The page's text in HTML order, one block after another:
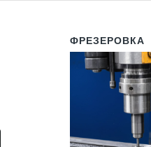
ФРЕЗЕРОВКА